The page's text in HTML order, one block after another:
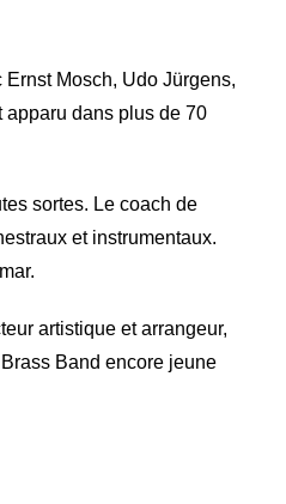
Mosch, Udo Jürgens,
apparu dans plus de 70
sortes. Le coach de
et instrumentaux.
artistique et arrangeur,
Band encore jeune